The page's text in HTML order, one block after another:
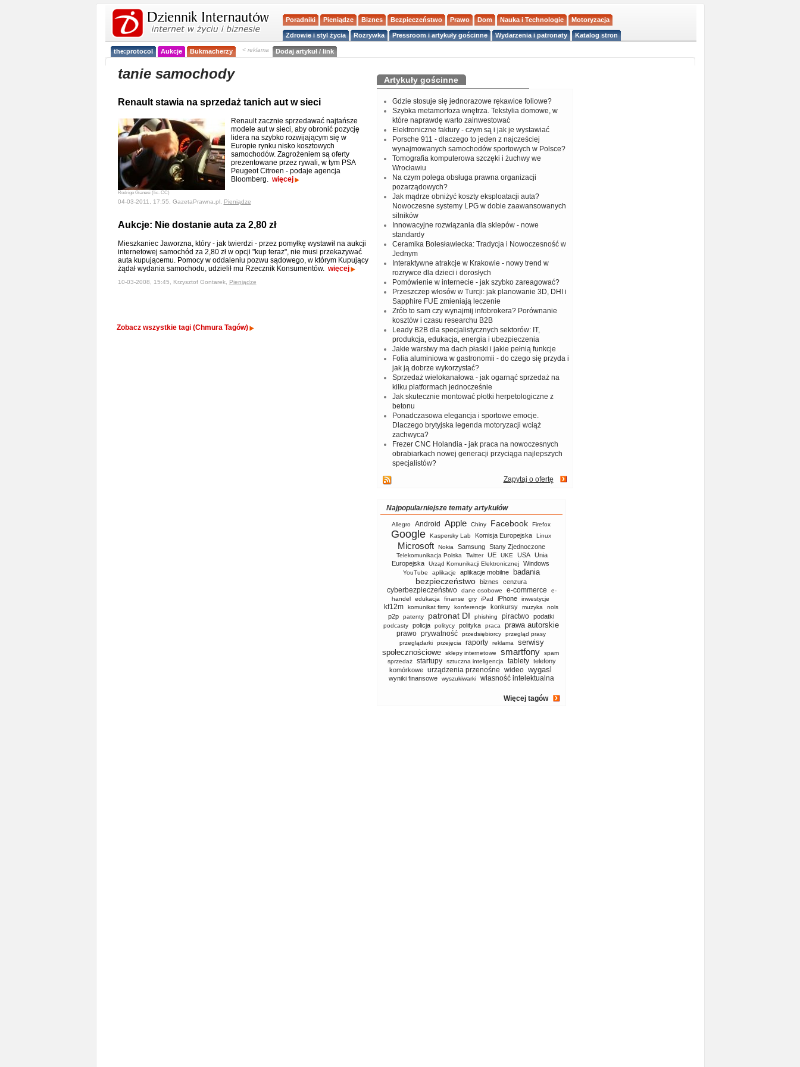
Poradniki Pieniądze Biznes Bezpieczeństwo Prawo Dom Nauka i Technologie Motoryzacja
Zdrowie i styl życia Rozrywka Pressroom i artykuły gościnne Wydarzenia i patronaty Katalog stron
the:protocol Aukcje Bukmacherzy < reklama Dodaj artykuł / link
tanie samochody
Renault stawia na sprzedaż tanich aut w sieci
Rodrigo Gianesi (lic. CC)
Renault zacznie sprzedawać najtańsze
modele aut w sieci, aby obronić pozycję
lidera na szybko rozwijającym się w
Europie rynku nisko kosztowych
samochodów. Zagrożeniem są oferty
prezentowane przez rywali, w tym PSA
Peugeot Citroen - podaje agencja
Bloomberg. więcej
04-03-2011, 17:55, GazetaPrawna.pl, Pieniądze
Aukcje: Nie dostanie auta za 2,80 zł
Mieszkaniec Jaworzna, który - jak twierdzi - przez pomyłkę wystawił na aukcji
internetowej samochód za 2,80 zł w opcji "kup teraz", nie musi przekazywać
auta kupującemu. Pomocy w oddaleniu pozwu sądowego, w którym Kupujący
żądał wydania samochodu, udzielił mu Rzecznik Konsumentów. więcej
10-03-2008, 15:45, Krzysztof Gontarek, Pieniądze
Zobacz wszystkie tagi (Chmura Tagów)
Artykuły gościnne
Gdzie stosuje się jednorazowe rękawice foliowe?
Szybka metamorfoza wnętrza. Tekstylia domowe, w
które naprawdę warto zainwestować
Elektroniczne faktury - czym są i jak je wystawiać
Porsche 911 - dlaczego to jeden z najcześciej
wynajmowanych samochodów sportowych w Polsce?
Tomografia komputerowa szczęki i żuchwy we
Wrocławiu
Na czym polega obsługa prawna organizacji
pozarządowych?
Jak mądrze obniżyć koszty eksploatacji auta?
Nowoczesne systemy LPG w dobie zaawansowanych
silników
Innowacyjne rozwiązania dla sklepów - nowe
standardy
Ceramika Bolesławiecka: Tradycja i Nowoczesność w
Jednym
Interaktywne atrakcje w Krakowie - nowy trend w
rozrywce dla dzieci i dorosłych
Pomówienie w internecie - jak szybko zareagować?
Przeszczep włosów w Turcji: jak planowanie 3D, DHI i
Sapphire FUE zmieniają leczenie
Zrób to sam czy wynajmij infobrokera? Porównanie
kosztów i czasu researchu B2B
Leady B2B dla specjalistycznych sektorów: IT,
produkcja, edukacja, energia i ubezpieczenia
Jakie warstwy ma dach płaski i jakie pełnią funkcje
Folia aluminiowa w gastronomii - do czego się przyda i
jak ją dobrze wykorzystać?
Sprzedaż wielokanałowa - jak ogarnąć sprzedaż na
kilku platformach jednocześnie
Jak skutecznie montować płotki herpetologiczne z
betonu
Ponadczasowa elegancja i sportowe emocje.
Dlaczego brytyjska legenda motoryzacji wciąż
zachwyca?
Frezer CNC Holandia - jak praca na nowoczesnych
obrabiarkach nowej generacji przyciąga najlepszych
specjalistów?
Zapytaj o ofertę
Najpopularniejsze tematy artykułów
Allegro Android Apple Chiny Facebook Firefox
Google Kaspersky Lab Komisja Europejska Linux
Microsoft Nokia Samsung Stany Zjednoczone
Telekomunikacja Polska Twitter UE UKE USA
Unia
Europejska
Urząd Komunikacji Elektronicznej Windows
YouTube aplikacje aplikacje mobilne badania
bezpieczeństwo biznes cenzura
cyberbezpieczeństwo dane osobowe e-commerce
e-
handel
edukacja finanse gry iPad iPhone inwestycje
kf12m komunikat firmy konferencje konkursy muzyka nols
p2p patenty patronat DI phishing piractwo podatki
podcasty policja politycy polityka praca prawa autorskie
prawo prywatność przedsiębiorcy
przegląd prasy
przeglądarki
przejęcia raporty reklama
serwisy
społecznościowe
sklepy internetowe smartfony
spam
sprzedaż
startupy sztuczna inteligencja tablety telefony
komórkowe urządzenia przenośne wideo wygasl
wyniki finansowe wyszukiwarki własność intelektualna
Więcej tagów